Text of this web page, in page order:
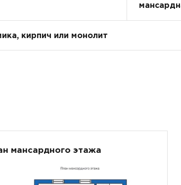
кирпич или монолит
мансардного этажа